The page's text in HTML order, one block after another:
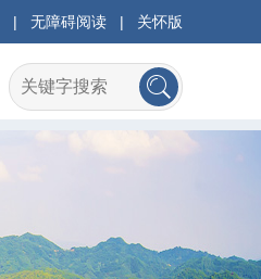
| 无障碍阅读 | 关怀版